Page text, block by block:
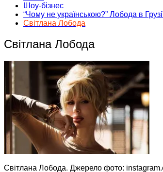
Шоу-бізнес
“Чому не українською?” Лобода в
Світлана Лобода
Світлана Лобода
Світлана Лобода. Джерело фото: